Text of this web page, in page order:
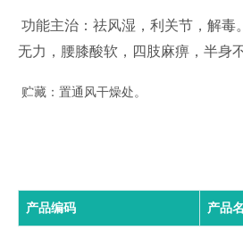
功能主治：祛风湿，利关节，解毒
无力，腰膝酸软，四肢麻痹，半身
贮藏：置通风干燥处。
产品编码 产品